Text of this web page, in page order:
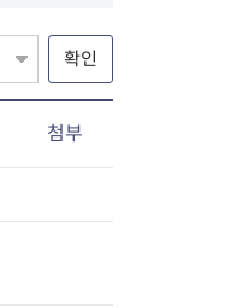
확인
첨부